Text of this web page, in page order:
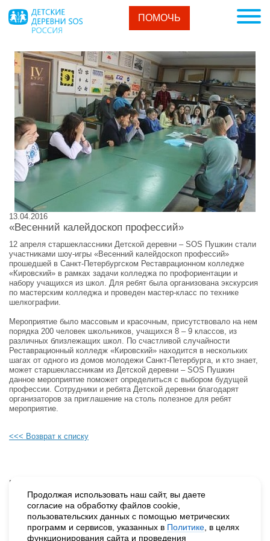
ПОМОЧЬ
13.04.2016
«Весенний калейдоскоп профессий»
12 апреля старшеклассники Детской деревни – SOS Пушкин стали
участниками шоу-игры «Весенний калейдоскоп профессий»
прошедшей в Санкт-Петербургском Реставрационном колледже
«Кировский» в рамках задачи колледжа по профориентации и
набору учащихся из школ. Для ребят была организована экскурсия
по мастерским колледжа и проведен мастер-класс по технике
шелкографии.
Мероприятие было массовым и красочным, присутствовало на нем
порядка 200 человек школьников, учащихся 8 – 9 классов, из
различных близлежащих школ. По счастливой случайности
Реставрационный колледж «Кировский» находится в нескольких
шагах от одного из домов молодежи Санкт-Петербурга, и кто знает,
может старшеклассникам из Детской деревни – SOS Пушкин
данное мероприятие поможет определиться с выбором будущей
профессии. Сотрудники и ребята Детской деревни благодарят
организаторов за приглашение на столь полезное для ребят
мероприятие.
<<< Возврат к списку
Будьте в курсе наших событий, подпишитесь на новости и акции
Нажимая на кнопку «Подписаться», вы даете согласие на
обработку персональных данных.
Продолжая использовать наш сайт, вы даете
согласие на обработку файлов cookie,
пользовательских данных с помощью метрических
программ и сервисов, указанных в Политике, в целях
функционирования сайта и проведения